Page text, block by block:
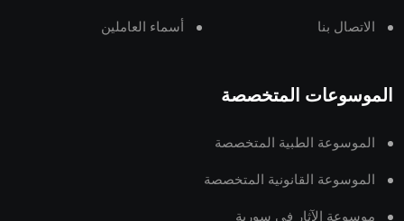
الاتصال بنا أسماء العاملين
الموسوعات المتخصصة
الموسوعة الطبية المتخصصة
الموسوعة القانونية المتخصصة
موسوعة الآثار في سورية